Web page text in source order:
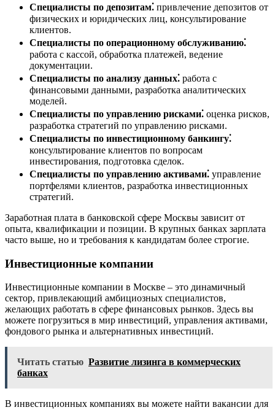
Специалисты по депозитам⁚ привлечение депозитов от
физических и юридических лиц, консультирование
клиентов.
Специалисты по операционному обслуживанию⁚
работа с кассой, обработка платежей, ведение
документации.
Специалисты по анализу данных⁚ работа с
финансовыми данными, разработка аналитических
моделей.
Специалисты по управлению рисками⁚ оценка рисков,
разработка стратегий по управлению рисками.
Специалисты по инвестиционному банкингу⁚
консультирование клиентов по вопросам
инвестирования, подготовка сделок.
Специалисты по управлению активами⁚ управление
портфелями клиентов, разработка инвестиционных
стратегий.
Заработная плата в банковской сфере Москвы зависит от
опыта, квалификации и позиции. В крупных банках зарплата
часто выше, но и требования к кандидатам более строгие.
Инвестиционные компании
Инвестиционные компании в Москве – это динамичный
сектор, привлекающий амбициозных специалистов,
желающих работать в сфере финансовых рынков. Здесь вы
можете погрузиться в мир инвестиций, управления активами,
фондового рынка и альтернативных инвестиций.
Читать статью Развитие лизинга в коммерческих
банках
В инвестиционных компаниях вы можете найти вакансии для